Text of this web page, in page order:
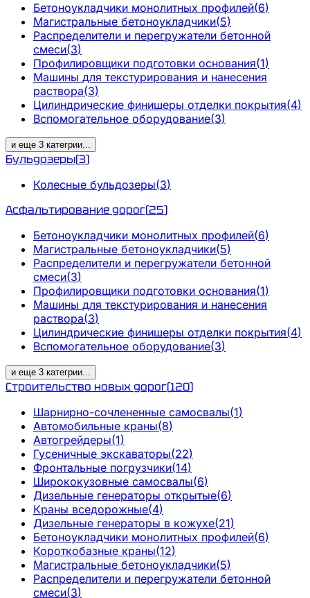
Бетоноукладчики монолитных профилей(6)
Магистральные бетоноукладчики(5)
Распределители и перегружатели бетонной
смеси(3)
Профилировщики подготовки основания(1)
Машины для текстурирования и нанесения
раствора(3)
Цилиндрические финишеры отделки покрытия(4)
Вспомогательное оборудование(3)
и еще 3 категрии...
Бульдозеры(3)
Колесные бульдозеры(3)
Асфальтирование дорог(25)
Бетоноукладчики монолитных профилей(6)
Магистральные бетоноукладчики(5)
Распределители и перегружатели бетонной
смеси(3)
Профилировщики подготовки основания(1)
Машины для текстурирования и нанесения
раствора(3)
Цилиндрические финишеры отделки покрытия(4)
Вспомогательное оборудование(3)
и еще 3 категрии...
Строительство новых дорог(120)
Шарнирно-сочлененные самосвалы(1)
Автомобильные краны(8)
Автогрейдеры(1)
Гусеничные экскаваторы(22)
Фронтальные погрузчики(14)
Ширококузовные самосвалы(6)
Дизельные генераторы открытые(6)
Краны вседорожные(4)
Дизельные генераторы в кожухе(21)
Бетоноукладчики монолитных профилей(6)
Короткобазные краны(12)
Магистральные бетоноукладчики(5)
Распределители и перегружатели бетонной
смеси(3)